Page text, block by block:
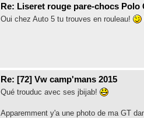
Re: Liseret rouge pare-chocs Polo
Oui chez Auto 5 tu trouves en rouleau!
Re: [72] Vw camp'mans 2015
Qué trouduc avec ses jbijab!
Apparemment y'a une photo de ma GT